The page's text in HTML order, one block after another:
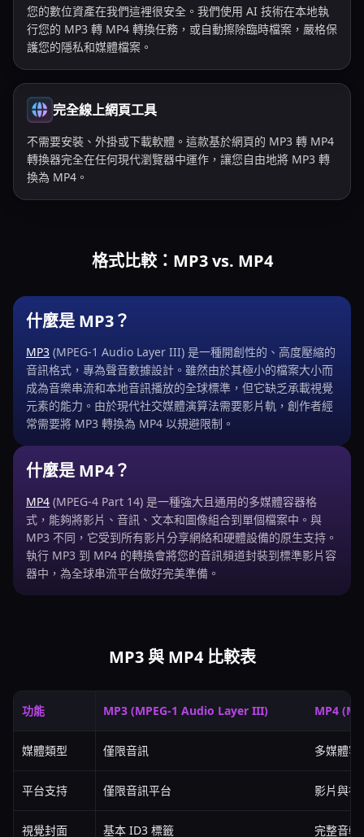
您的數位資產在我們這裡很安全。我們使用 AI 技術在本地執
行您的 MP3 轉 MP4 轉換任務，或自動擦除臨時檔案，嚴格保
護您的隱私和媒體檔案。
完全線上網頁工具
不需要安裝、外掛或下載軟體。這款基於網頁的 MP3 轉 MP4
轉換器完全在任何現代瀏覽器中運作，讓您自由地將 MP3 轉
換為 MP4。
格式比較：MP3 vs. MP4
什麼是 MP3？
MP3 (MPEG-1 Audio Layer III) 是一種開創性的、高度壓縮的
音訊格式，專為聲音數據設計。雖然由於其極小的檔案大小而
成為音樂串流和本地音訊播放的全球標準，但它缺乏承載視覺
元素的能力。由於現代社交媒體演算法需要影片軌，創作者經
常需要將 MP3 轉換為 MP4 以規避限制。
什麼是 MP4？
MP4 (MPEG-4 Part 14) 是一種強大且通用的多媒體容器格
式，能夠將影片、音訊、文本和圖像組合到單個檔案中。與
MP3 不同，它受到所有影片分享網絡和硬體設備的原生支持。
執行 MP3 到 MP4 的轉換會將您的音訊頻道封裝到標準影片容
器中，為全球串流平台做好完美準備。
MP3 與 MP4 比較表
功能 MP3 (MPEG-1 Audio Layer III) MP4
媒體類型 僅限音訊 多媒體容
平台支持 僅限音訊平台 影片與社
視覺封面 基本 ID3 標籤 完整音軌